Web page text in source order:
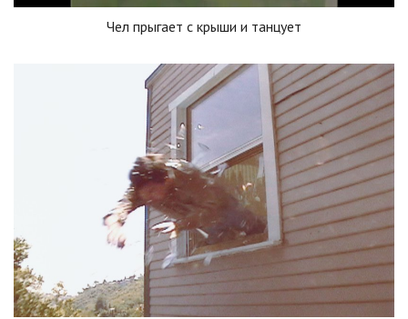
Чел прыгает с крыши и танцует